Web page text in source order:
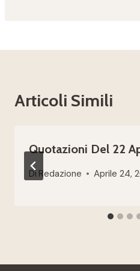
Articoli Simili
Quotazioni Del 22
Di Redazione Aprile 24,